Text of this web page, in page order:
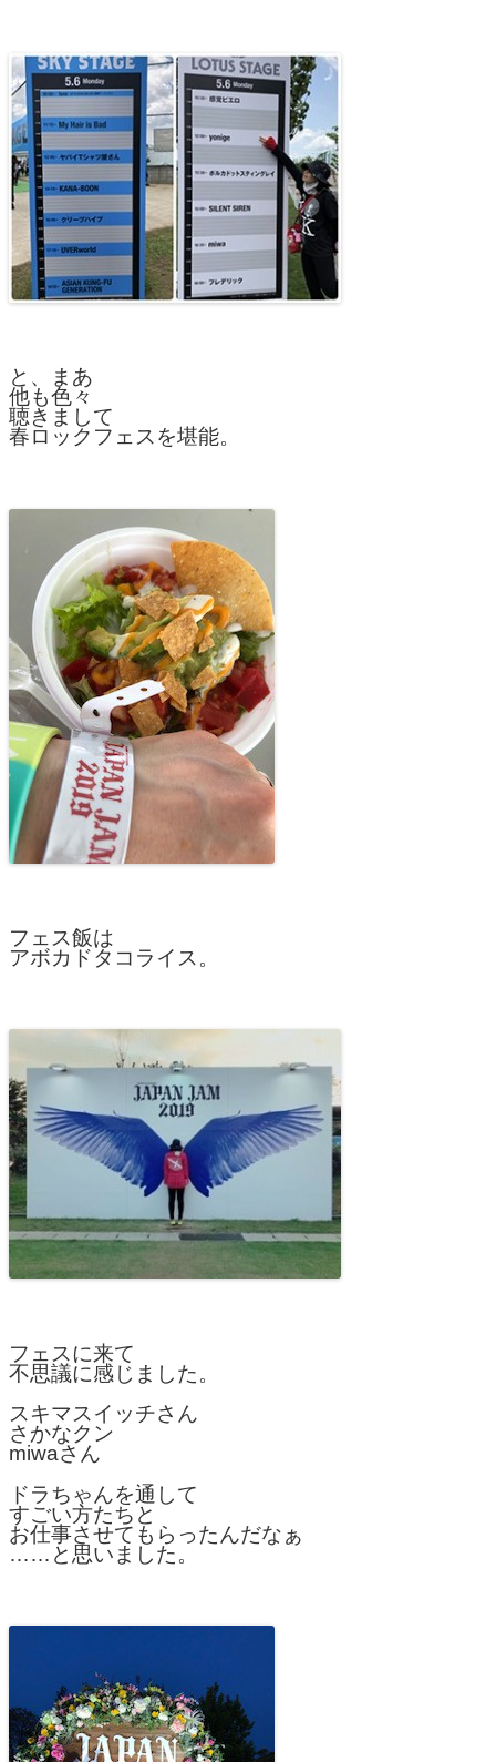
と、まあ
他も色々
聴きまして
春ロックフェスを堪能。
フェス飯は
アボカドタコライス。
フェスに来て
不思議に感じました。
スキマスイッチさん
さかなクン
miwaさん
ドラちゃんを通して
すごい方たちと
お仕事させてもらったんだなぁ
……と思いました。